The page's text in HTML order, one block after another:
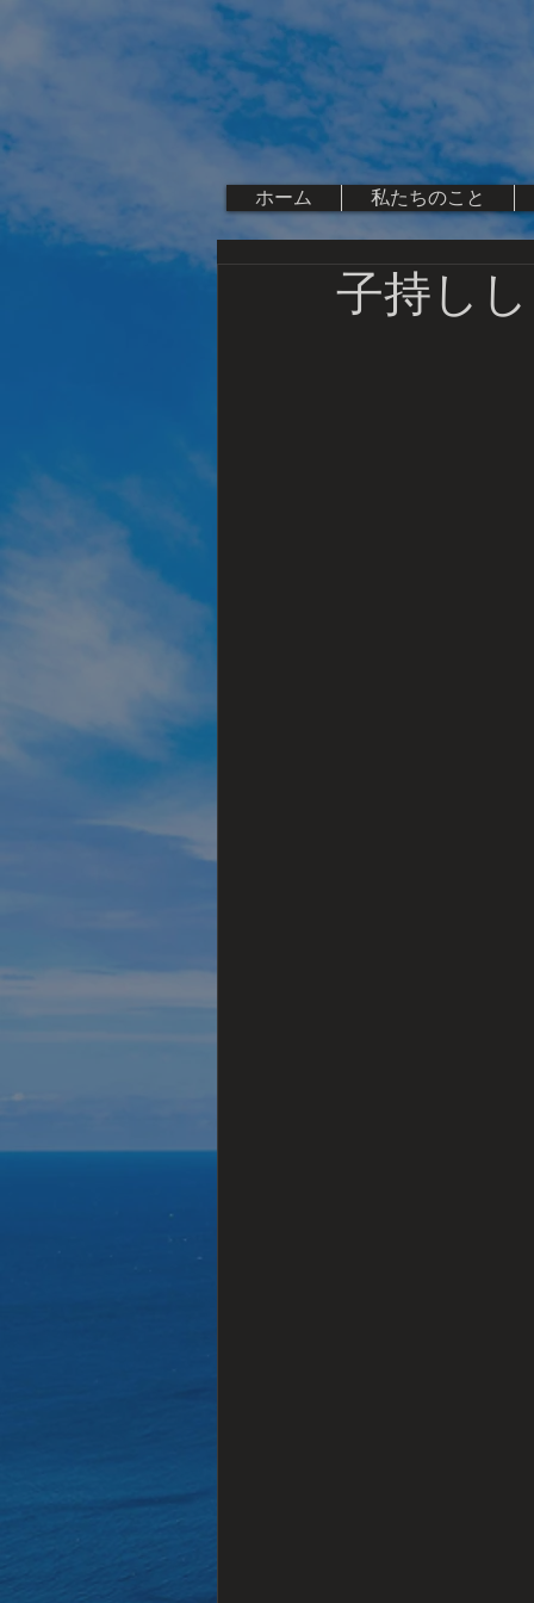
ホーム 私たちのこと
子持し